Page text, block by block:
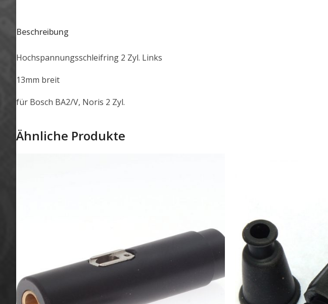
Beschreibung
Hochspannungsschleifring 2 Zyl. Links
13mm breit
für Bosch BA2/V, Noris 2 Zyl.
Ähnliche Produkte